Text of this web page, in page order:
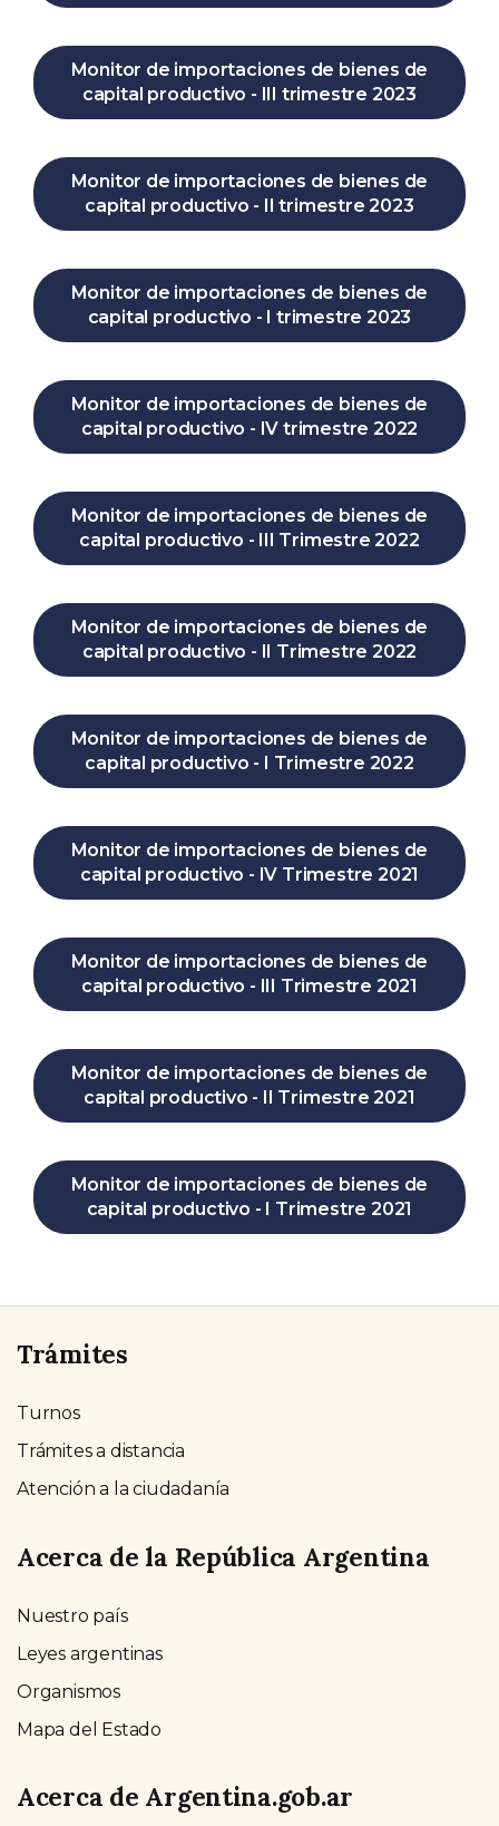
Monitor de importaciones de bienes de
capital productivo - III trimestre 2023
Monitor de importaciones de bienes de
capital productivo - II trimestre 2023
Monitor de importaciones de bienes de
capital productivo - I trimestre 2023
Monitor de importaciones de bienes de
capital productivo - IV trimestre 2022
Monitor de importaciones de bienes de
capital productivo - III Trimestre 2022
Monitor de importaciones de bienes de
capital productivo - II Trimestre 2022
Monitor de importaciones de bienes de
capital productivo - I Trimestre 2022
Monitor de importaciones de bienes de
capital productivo - IV Trimestre 2021
Monitor de importaciones de bienes de
capital productivo - III Trimestre 2021
Monitor de importaciones de bienes de
capital productivo - II Trimestre 2021
Monitor de importaciones de bienes de
capital productivo - I Trimestre 2021
Trámites
Turnos
Trámites a distancia
Atención a la ciudadanía
Acerca de la República Argentina
Nuestro país
Leyes argentinas
Organismos
Mapa del Estado
Acerca de Argentina.gob.ar